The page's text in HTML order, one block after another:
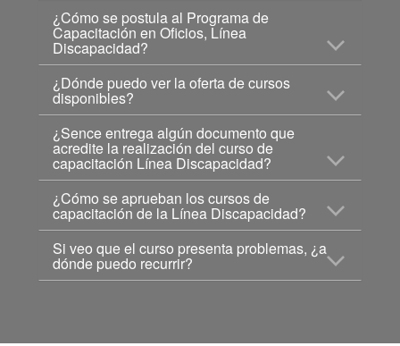
¿Cómo se postula al Programa de
Capacitación en Oficios, Línea
Discapacidad?
¿Dónde puedo ver la oferta de cursos
disponibles?
¿Sence entrega algún documento que
acredite la realización del curso de
capacitación Línea Discapacidad?
¿Cómo se aprueban los cursos de
capacitación de la Línea Discapacidad?
Si veo que el curso presenta problemas, ¿a
dónde puedo recurrir?